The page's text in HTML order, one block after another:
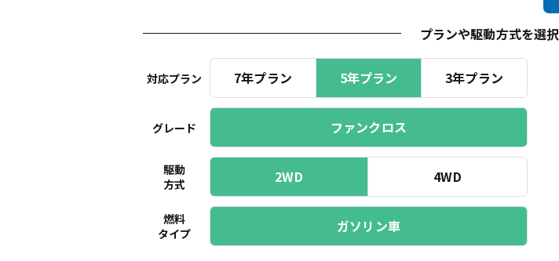
プランや駆動方式を選択
対応プラン 7年プラン 5年プラン 3年プラン
グレード ファンクロス
駆動
方式
2WD 4WD
燃料
タイプ
ガソリン車